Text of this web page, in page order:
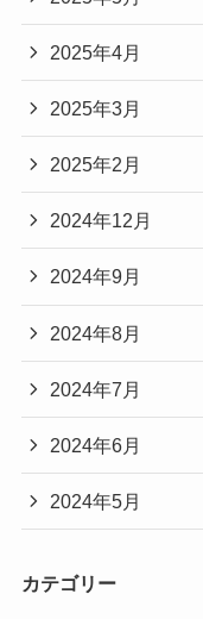
2025年4月
2025年3月
2025年2月
2024年12月
2024年9月
2024年8月
2024年7月
2024年6月
2024年5月
カテゴリー